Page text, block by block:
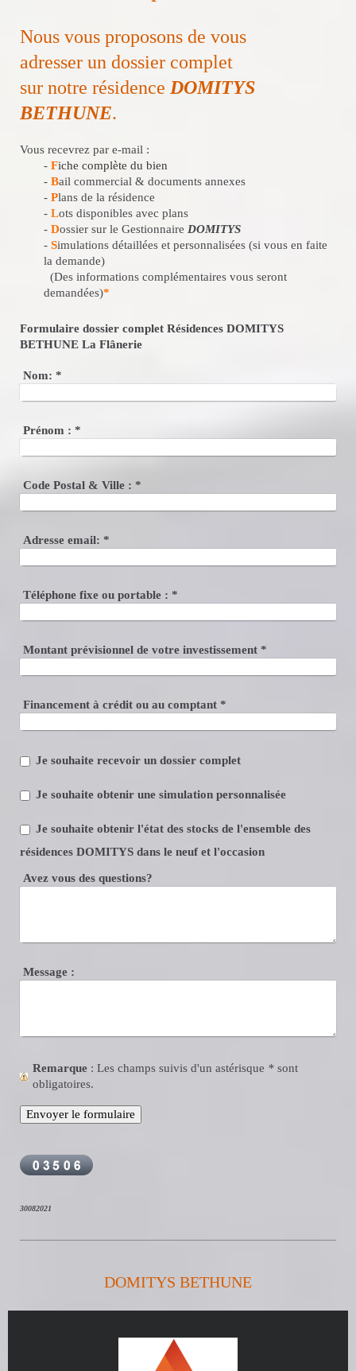
Nous vous proposons de vous
adresser un dossier complet
sur notre résidence DOMITYS
BETHUNE.
Vous recevrez par e-mail :
- Fiche complète du bien
- Bail commercial & documents annexes
- Plans de la résidence
- Lots disponibles avec plans
- Dossier sur le Gestionnaire DOMITYS
- Simulations détaillées et personnalisées (si vous en faite
la demande)
(Des informations complémentaires vous seront
demandées)*
Formulaire dossier complet Résidences DOMITYS
BETHUNE La Flânerie
Nom: *
Prénom : *
Code Postal & Ville : *
Adresse email: *
Téléphone fixe ou portable : *
Montant prévisionnel de votre investissement*
Financement à crédit ou au comptant*
Je souhaite recevoir un dossier complet
Je souhaite obtenir une simulation personnalisée
Je souhaite obtenir l'état des stocks de l'ensemble des
résidences DOMITYS dans le neuf et l'occasion
Avez vous des questions?
Message :
Remarque : Les champs suivis d'un astérisque * sont
obligatoires.
30082021
DOMITYS BETHUNE